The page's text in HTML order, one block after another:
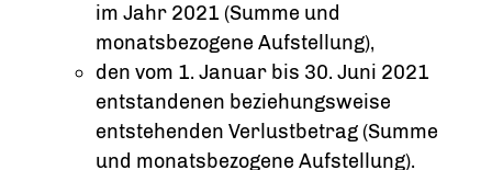
im Jahr 2021 (Summe und
monatsbezogene Aufstellung),
den vom 1. Januar bis 30. Juni 2021
entstandenen beziehungsweise
entstehenden Verlustbetrag (Summe
und monatsbezogene Aufstellung).